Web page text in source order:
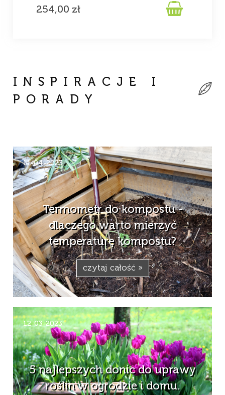
254,00 zł 
INSPIRACJE I
PORADY
11-04-2023
Termometr do kompostu -
dlaczego warto mierzyć
temperaturę kompostu?
czytaj całość »
12-03-2023
5 najlepszych donic do uprawy
roślin w ogrodzie i domu.